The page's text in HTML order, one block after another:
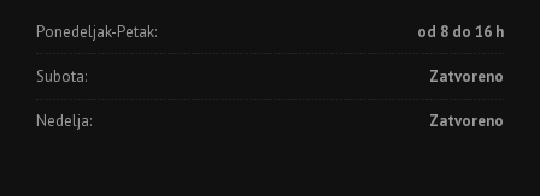
Ponedeljak-Petak: od 8 do 16 h
Subota: Zatvoreno
Nedelja: Zatvoreno